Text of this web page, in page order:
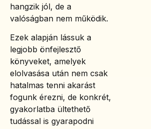
hangzik jól, de a
valóságban nem működik.
Ezek alapján lássuk a
legjobb önfejlesztő
könyveket, amelyek
elolvasása után nem csak
hatalmas tenni akarást
fogunk érezni, de konkrét,
gyakorlatba ültethető
tudással is gyarapodni